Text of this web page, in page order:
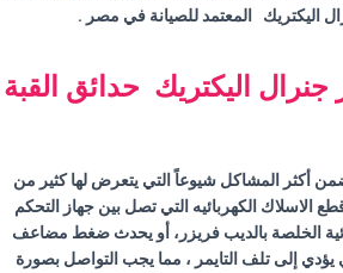
اليكتريك المعتمد للصيانة في مصر .
اليكتريك حدائق القبة
أكثر المشاكل شيوعاً التي يتعرض لها كثير من
الاسلاك الكهربائيه التي تصل بين جهاز التحكم
الخلصة بالديب فريزر، أو يحدث ضغط مضاعف
يؤدي إلى تلف التايمر ، مما يجب التواصل بصورة